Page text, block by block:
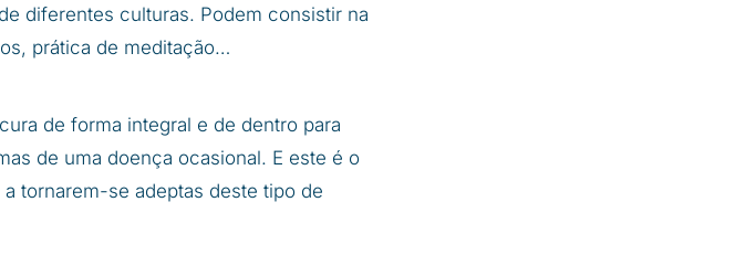
diferentes culturas. Podem consistir na
prática de meditação…
de forma integral e de dentro para
de uma doença ocasional. E este é o
tornarem-se adeptas deste tipo de